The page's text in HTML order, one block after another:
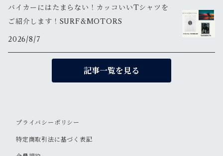
バイカーにはたまらない！カッコいいTシャツを
ご紹介します！SURF&MOTORS
2026/8/7
記事一覧を見る
プライバシーポリシー
特定商取引法に基づく表記